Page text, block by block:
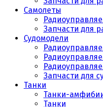
Самолеты
Запчасти для
Судомодели
Запчасти для
Танки
Танки-
Танки